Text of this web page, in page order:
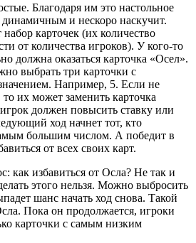
Благодаря им это настольное
динамичным и нескоро наскучит.
карточек (их количество
от количества игроков). У кого-то
должна оказаться карточка «Осел».
выбрать три карточки с
Например, 5. Если не
их может заменить карточка
должен повысить ставку или
ход начнет тот, кто
большим числом. А победит в
от всех своих карт.
как избавиться от Осла? Не так и
этого нельзя. Можно выбросить
шанс начать ход снова. Такой
Пока он продолжается, игроки
карточки с самым низким